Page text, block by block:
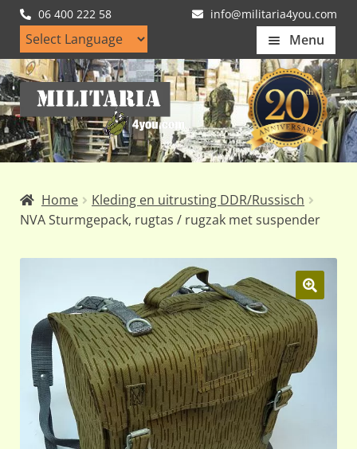
06 400 222 58 info@militaria4you.com
Menu
Home
Artikelen
Nieuws
Klantfotos
Ga
door
naar
navigatie
Ga
naar
de
inhoud
Home
Kleding en uitrusting DDR/Russisch
NVA Sturmgepack, rugtas / rugzak met suspender
🔍